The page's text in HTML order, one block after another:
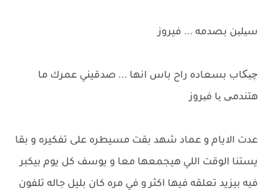
سیلین بصدمه ... فيروز
چیکاب بسعاده راح باس انها ... صدقيني عمرك ما
هتندمی یا فیروز
عدت الايام و عماد شهد بقت مسيطره على تفكيره و بقا
يستنا الوقت اللي هيجمعها معا و يوسف كل يوم بيكبر
فيه بيزيد تعلقه فيها اكثر و في مره كان بليل جاله تلفون